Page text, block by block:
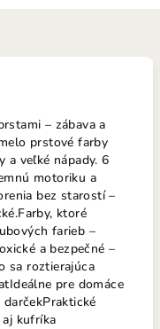
– zábava a
prstové farby
a veľké nápady. 6
motoriku a
bez starostí –
ktoré
farieb –
a bezpečné –
sa roztierajúca
pre domáce
kufríka